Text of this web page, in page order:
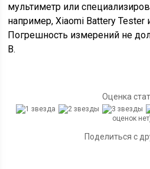
мультиметр или
например, Xiaomi Battery Tester
Погрешность измерений не
В.
Оценка
оценок
Поделиться с